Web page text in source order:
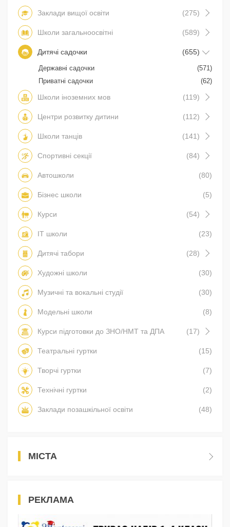
Заклади вищої освіти (275)
Школи загальноосвітні (589)
Дитячі садочки (655)
Державні садочки
(571)
Приватні садочки
(62)
Школи іноземних мов (119)
Центри розвитку дитини (112)
Школи танців (141)
Спортивні секції (84)
Автошколи (80)
Бізнес школи (5)
Курси (54)
IT школи (23)
Дитячі табори (28)
Художні школи (30)
Музичні та вокальні студії (30)
Модельні школи (8)
Курси підготовки до ЗНО/НМТ та ДПА (17)
Театральні гуртки (15)
Творчі гуртки (7)
Технічні гуртки (2)
Заклади позашкільної освіти (48)
МІСТА
РЕКЛАМА